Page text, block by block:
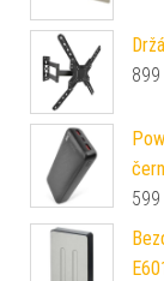
899
599